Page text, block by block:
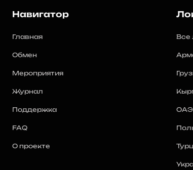
Навигатор
Главная
Обмен
Мероприятия
Журнал
Поддержка
FAQ
О проекте
Все
ОАЭ